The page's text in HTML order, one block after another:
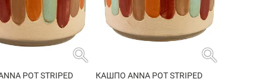
search
POT STRIPED
search
КАШПО ANNA POT STRIPED